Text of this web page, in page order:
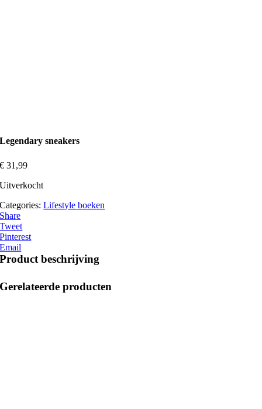
Legendary sneakers
€ 31,99
Uitverkocht
Categories:Lifestyle boeken
Share
Tweet
Pinterest
Email
Product beschrijving
Gerelateerde producten